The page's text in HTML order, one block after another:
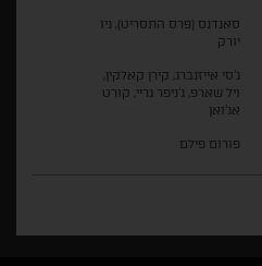
סאנדנס (פרס התסריט), ניו
יורק
ג'סי אייזנברג, קירן קאלקין,
ויל שארפ, ג'ניפר גריי, קורט
אג'ואן
פורום פילם